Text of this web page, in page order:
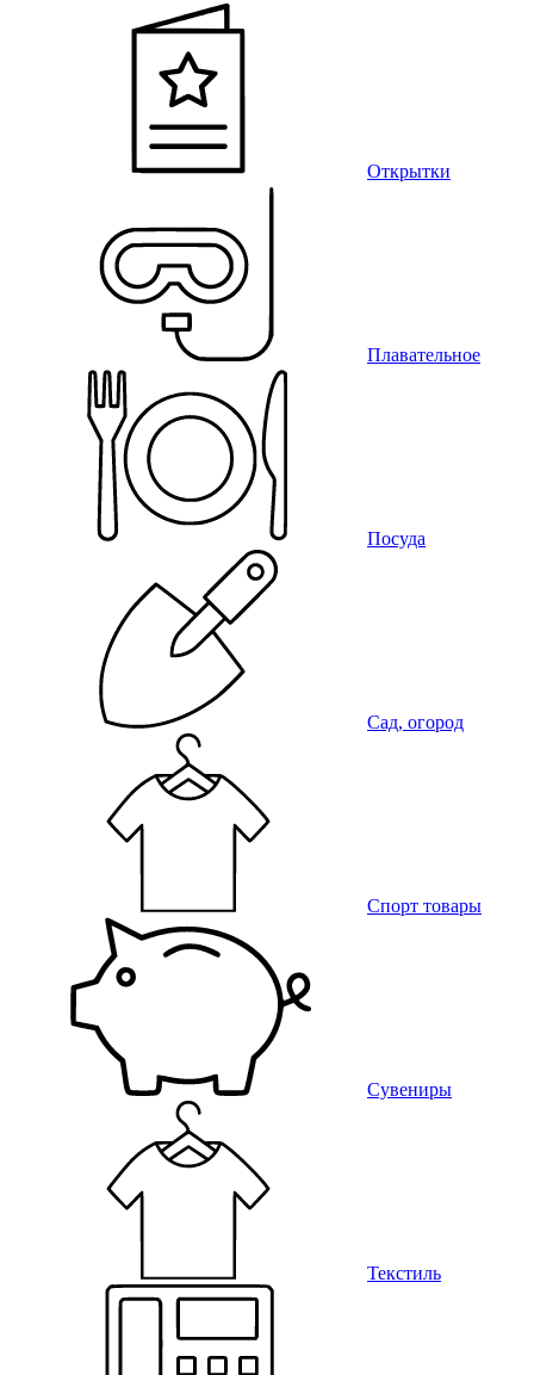
Открытки
Плавательное
Посуда
Сад, огород
Спорт товары
Сувениры
Текстиль